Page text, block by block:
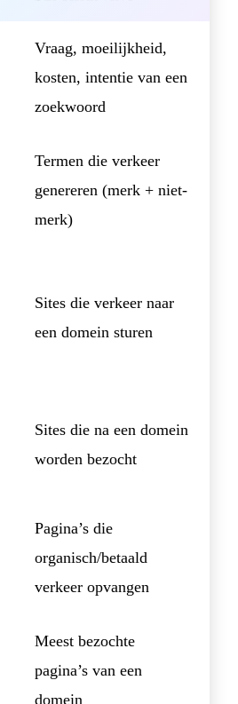
Vraag, moeilijkheid,
kosten, intentie van een
zoekwoord
Termen die verkeer
genereren (merk + niet-
merk)
Sites die verkeer naar
een domein sturen
Sites die na een domein
worden bezocht
Pagina’s die
organisch/betaald
verkeer opvangen
Meest bezochte
pagina’s van een
domein